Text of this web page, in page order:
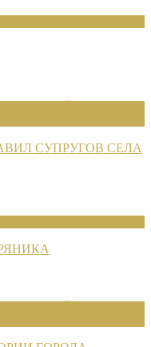
СУПРУГОВ СЕЛА